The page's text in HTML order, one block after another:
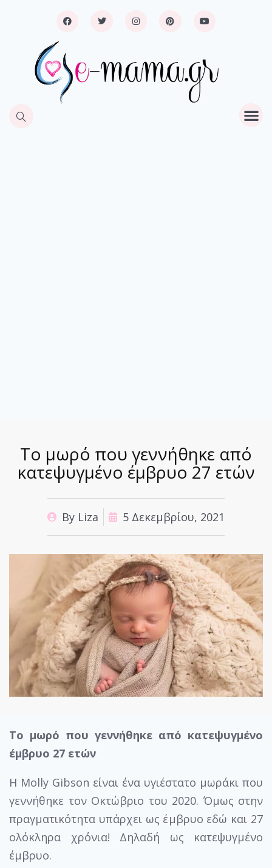
Το μωρό που γεννήθηκε από
κατεψυγμένο έμβρυο 27 ετών
By Liza 5 Δεκεμβρίου, 2021
Το μωρό που γεννήθηκε από κατεψυγμένο
έμβρυο 27 ετών
Η Molly Gibson είναι ένα υγιέστατο μωράκι που
γεννήθηκε τον Οκτώβριο του 2020. Όμως στην
πραγματικότητα υπάρχει ως έμβρυο εδώ και 27
ολόκληρα χρόνια! Δηλαδή ως κατεψυγμένο
έμβρυο.